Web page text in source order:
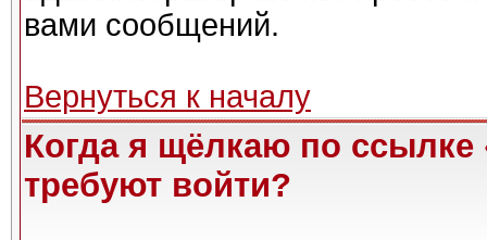
вами сообщений.
Вернуться к началу
Когда я щёлкаю по ссылке
требуют войти?